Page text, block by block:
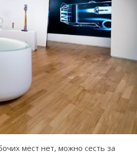
мест нет, можно сесть за